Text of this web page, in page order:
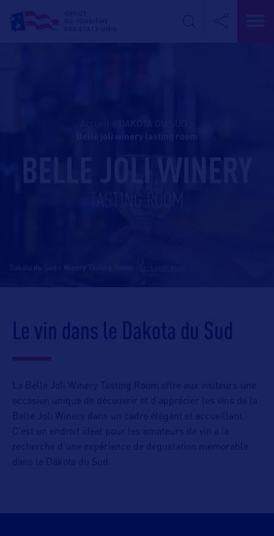
belle joli winery tasting room
BELLE JOLI WINERY
Dakota du Sud - Winery Tasting Room
Le vin dans le Dakota du Sud
La Belle Joli Winery Tasting Room offre aux visiteurs une
occasion unique de découvrir et d’apprécier les vins de la
Belle Joli Winery dans un cadre élégant et accueillant.
C’est un endroit idéal pour les amateurs de vin à la
recherche d’une expérience de dégustation mémorable
dans le Dakota du Sud.